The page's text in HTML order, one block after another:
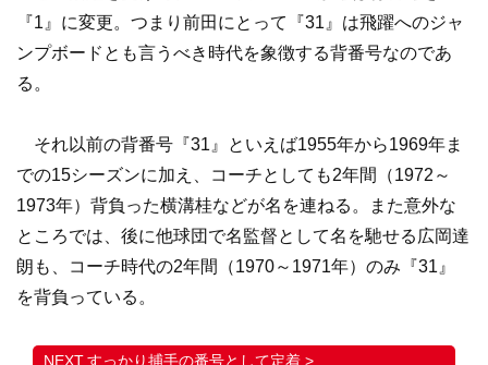
『1』に変更。つまり前田にとって『31』は飛躍へのジャ
ンプボードとも言うべき時代を象徴する背番号なのであ
る。
それ以前の背番号『31』といえば1955年から1969年ま
での15シーズンに加え、コーチとしても2年間（1972～
1973年）背負った横溝桂などが名を連ねる。また意外な
ところでは、後に他球団で名監督として名を馳せる広岡達
朗も、コーチ時代の2年間（1970～1971年）のみ『31』
を背負っている。
すっかり捕手の番号として定着 >